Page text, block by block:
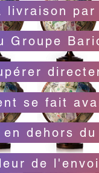
Groupe
se fait
dehors